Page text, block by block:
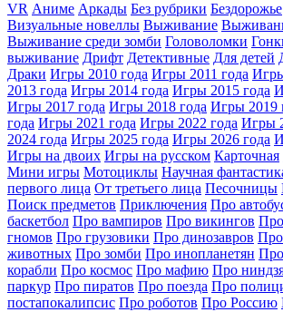
VR Аниме Аркады Без рубрики Бездорожье
Визуальные новеллы Выживание
Выживание среди зомби Головоломки
выживание Дрифт Детективные Для детей
Драки Игры 2010 года Игры 2011 года
2013 года Игры 2014 года Игры 2015 года
Игры 2017 года Игры 2018 года Игры 2019
года Игры 2021 года Игры 2022 года Игры
2024 года Игры 2025 года Игры 2026 года
Игры на двоих Игры на русском Карточная
Мини игры Мотоциклы Научная
первого лица От третьего лица Песочницы
Поиск предметов Приключения Про
баскетбол Про вампиров Про викингов
гномов Про грузовики Про динозавров Про
животных Про зомби Про инопланетян
корабли Про космос Про мафию Про
паркур Про пиратов Про поезда Про
постапокалипсис Про роботов Про Россию